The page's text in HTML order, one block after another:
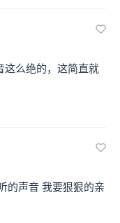
这么绝的，这简直就
的声音 我要狠狠的亲